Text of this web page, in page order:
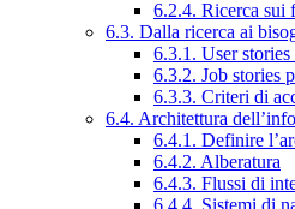
6.2.4. Ricerca sui
6.3. Dalla ricerca ai
6.3.1. User
6.3.2. Job stories
6.3.3. Criteri di
6.4. Architettura
6.4.1. Definire
6.4.2. Alberatura
6.4.3. Flussi di
6.4.4. Sistemi di